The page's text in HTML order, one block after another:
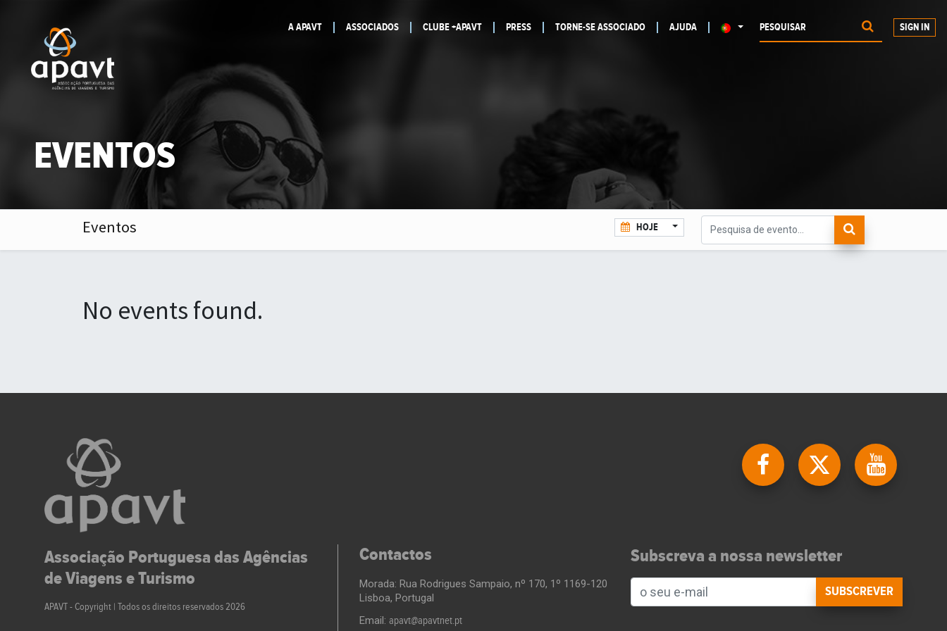
A APAVT ASSOCIADOS CLUBE +APAVT PRESS TORNE-SE ASSOCIADO AJUDA SIGN IN
EVENTOS
Eventos HOJE
No events found.
Associação Portuguesa das Agências
de Viagens e Turismo
APAVT - Copyright | Todos os direitos reservados 2026
Contactos
Morada: Rua Rodrigues Sampaio, nº 170, 1º 1169-120
Lisboa, Portugal
Email: apavt@apavtnet.pt
Subscreva a nossa newsletter
SUBSCREVER